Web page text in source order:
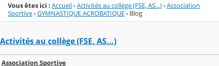
Vous êtes ici : Accueil›Activités au collège (FSE, AS...)›Association
Sportive›GYMNASTIQUE ACROBATIQUE› Blog
Activités au collège (FSE, AS...)
Association Sportive